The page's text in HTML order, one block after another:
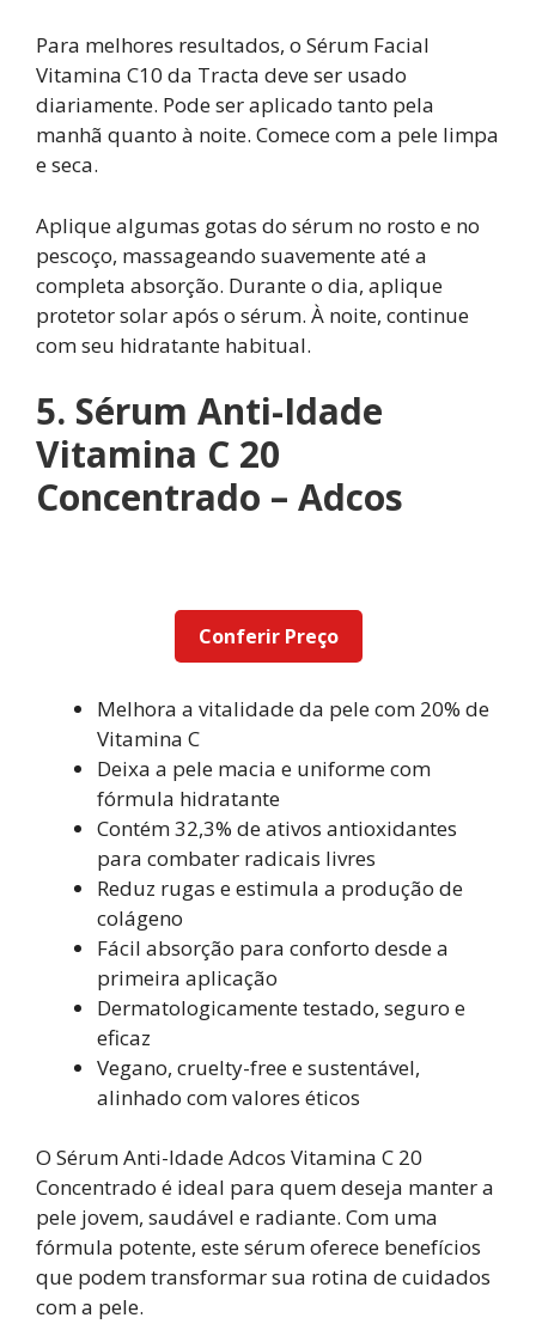
Para melhores resultados, o Sérum Facial
Vitamina C10 da Tracta deve ser usado
diariamente. Pode ser aplicado tanto pela
manhã quanto à noite. Comece com a pele limpa
e seca.
Aplique algumas gotas do sérum no rosto e no
pescoço, massageando suavemente até a
completa absorção. Durante o dia, aplique
protetor solar após o sérum. À noite, continue
com seu hidratante habitual.
5. Sérum Anti-Idade
Vitamina C 20
Concentrado – Adcos
Conferir Preço
Melhora a vitalidade da pele com 20% de
Vitamina C
Deixa a pele macia e uniforme com
fórmula hidratante
Contém 32,3% de ativos antioxidantes
para combater radicais livres
Reduz rugas e estimula a produção de
colágeno
Fácil absorção para conforto desde a
primeira aplicação
Dermatologicamente testado, seguro e
eficaz
Vegano, cruelty-free e sustentável,
alinhado com valores éticos
O Sérum Anti-Idade Adcos Vitamina C 20
Concentrado é ideal para quem deseja manter a
pele jovem, saudável e radiante. Com uma
fórmula potente, este sérum oferece benefícios
que podem transformar sua rotina de cuidados
com a pele.